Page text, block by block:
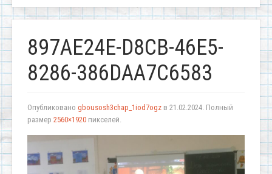
897AE24E-D8CB-46E5-
8286-386DAA7C6583
Опубликовано gbousosh3chap_1iod7ogz в 21.02.2024. Полный
размер 2560×1920 пикселей.